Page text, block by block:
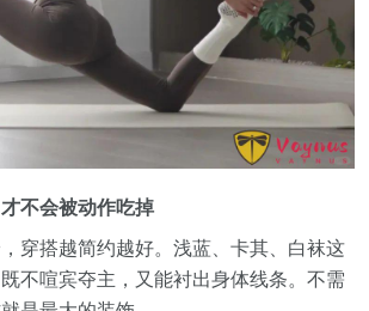
不会被动作吃掉
穿搭越简约越好。浅蓝、卡其、白袜这
不喧宾夺主，又能衬出身体线条。不需